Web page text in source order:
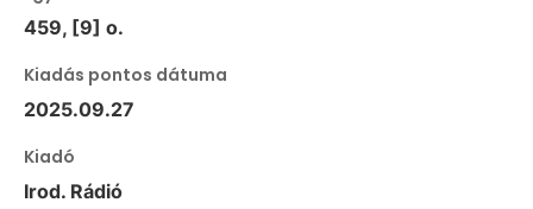
459, [9] o.
Kiadás pontos dátuma
2025.09.27
Kiadó
Irod. Rádió